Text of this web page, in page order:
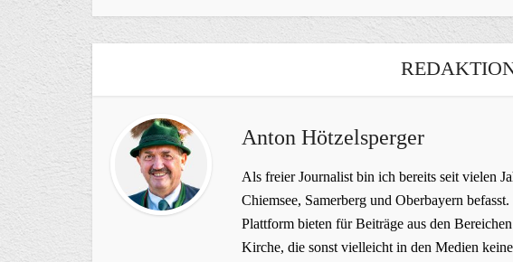
Anton Hötzelsperger
Als freier Journalist bin ich bereits seit vielen
Chiemsee, Samerberg und Oberbayern
Plattform bieten für Beiträge aus den
Kirche, die sonst vielleicht in den Medien